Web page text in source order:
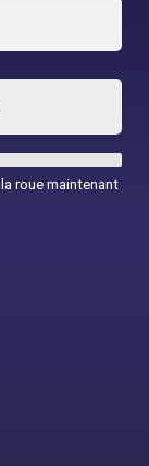
roue maintenant